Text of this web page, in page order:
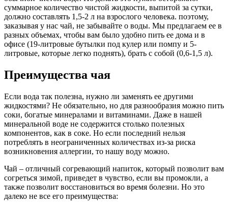
суммарное количество чистой жидкости, выпитой за сутки,
должно составлять 1,5-2 л на взрослого человека. поэтому,
заказывая у нас чай, не забывайте о воды. Мы предлагаем ее в
разных объемах, чтобы вам было удобно пить ее дома и в
офисе (19-литровые бутылки под кулер или помпу и 5-
литровые, которые легко поднять), брать с собой (0,6-1,5 л).
Преимущества чая
Если вода так полезна, нужно ли заменять ее другими
жидкостями? Не обязательно, но для разнообразия можно пить
соки, богатые минералами и витаминами. Даже в нашей
минеральной воде не содержится столько полезных
компонентов, как в соке. Но если последний нельзя
потреблять в неограниченных количествах из-за риска
возникновения аллергии, то нашу воду можно.
Чай – отличный согревающий напиток, который позволит вам
согреться зимой, приведет в чувство, если вы промокли, а
также позволит восстановиться во время болезни. Но это
далеко не все его преимущества: